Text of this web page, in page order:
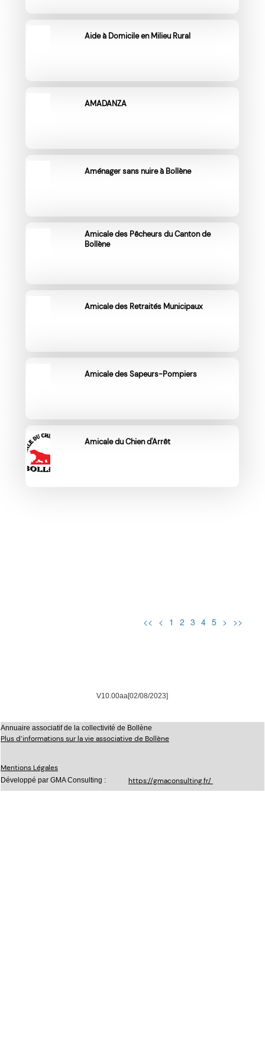
Aide à Domicile en Milieu Rural
AMADANZA
Aménager sans nuire à Bollène
Amicale des Pêcheurs du Canton de
Bollène
Amicale des Retraités Municipaux
Amicale des Sapeurs-Pompiers
Amicale du Chien d'Arrêt
<< < 1 2 3 4 5 > >>
V10.00aa[02/08/2023]
Annuaire associatif de la collectivité de Bollène
Plus d’informations sur la vie associative de Bollène
Mentions Légales
Développé par GMA Consulting : https://gmaconsulting.fr/